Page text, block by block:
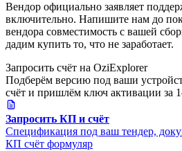
Вендор официально заявляет
включительно. Напишите нам до
вендора совместимость с вашей
дадим купить то, что не заработает.
Запросить счёт на OziExplorer
Подберём версию под ваши
счёт и пришлём ключ активации за
Запросить КП и счёт
Спецификация под ваш тендер,
КП счёт формуляр